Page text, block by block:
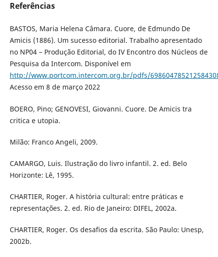
Referências
BASTOS, Maria Helena Câmara. Cuore, de Edmundo De
Amicis (1886). Um sucesso editorial. Trabalho apresentado
no NP04 – Produção Editorial, do IV Encontro dos Núcleos de
Pesquisa da Intercom. Disponível em
http://www.portcom.intercom.org.br/pdfs/
Acesso em 8 de março 2022
BOERO, Pino; GENOVESI, Giovanni. Cuore. De Amicis tra
critica e utopia.
Milão: Franco Angeli, 2009.
CAMARGO, Luis. Ilustração do livro infantil. 2. ed. Belo
Horizonte: Lê, 1995.
CHARTIER, Roger. A história cultural: entre práticas e
representações. 2. ed. Rio de Janeiro: DIFEL, 2002a.
CHARTIER, Roger. Os desafios da escrita. São Paulo: Unesp,
2002b.